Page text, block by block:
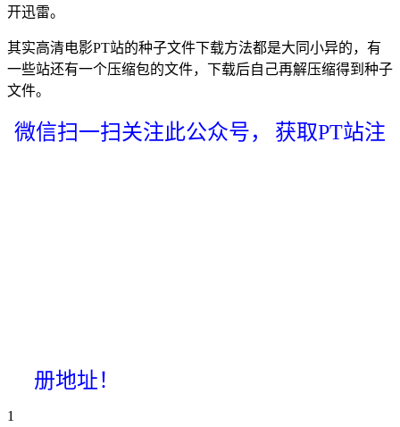
开迅雷。
其实高清电影PT站的种子文件下载方法都是大同小异的，有
一些站还有一个压缩包的文件，下载后自己再解压缩得到种子
文件。
微信扫一扫关注此公众号， 获取PT站注
册地址！
1